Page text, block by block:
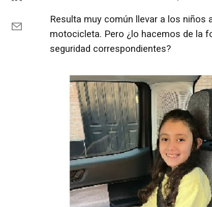
Resulta muy común llevar a los niños
motocicleta. Pero ¿lo hacemos de la
seguridad correspondientes?